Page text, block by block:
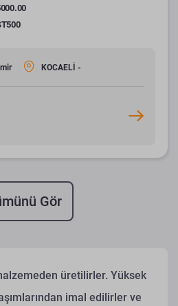
KOCAELİ -
Gör
üretilirler. Yüksek
imal edilirler ve